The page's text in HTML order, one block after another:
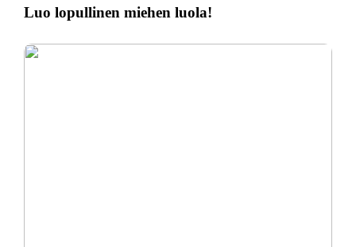
Luo lopullinen miehen luola!